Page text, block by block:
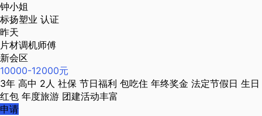
钟小姐
标扬塑业 认证
昨天
片材调机师傅
新会区
10000-12000元
3年 高中 2人 社保 节日福利 包吃住 年终奖金 法定节假日 生日
红包 年度旅游 团建活动丰富
申请